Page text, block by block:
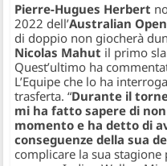
Pierre-Hugues Herbert
2022 dell’Australian
di doppio non giocherà
Nicolas Mahut il primo
Quest’ultimo ha
L’Equipeche lo ha
trasferta.“Durante il
mi ha fatto sapere di
momento e ha detto di
conseguenze della sua
complicare la sua stagione